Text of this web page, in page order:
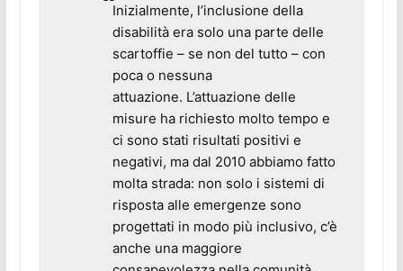
Inizialmente, l’inclusione della
disabilità era solo una parte delle
scartoffie – se non del tutto – con
poca o nessuna
attuazione. L’attuazione delle
misure ha richiesto molto tempo e
ci sono stati risultati positivi e
negativi, ma dal 2010 abbiamo fatto
molta strada: non solo i sistemi di
risposta alle emergenze sono
progettati in modo più inclusivo, c’è
anche una maggiore